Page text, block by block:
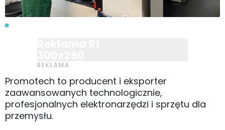
Promotech to producent i eksporter
zaawansowanych technologicznie,
profesjonalnych elektronarzędzi i sprzętu dla
przemysłu.